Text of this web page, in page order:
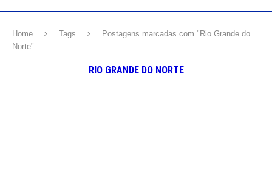
Home Tags
Postagens marcadas com "Rio Grande do
Norte"
RIO GRANDE DO NORTE